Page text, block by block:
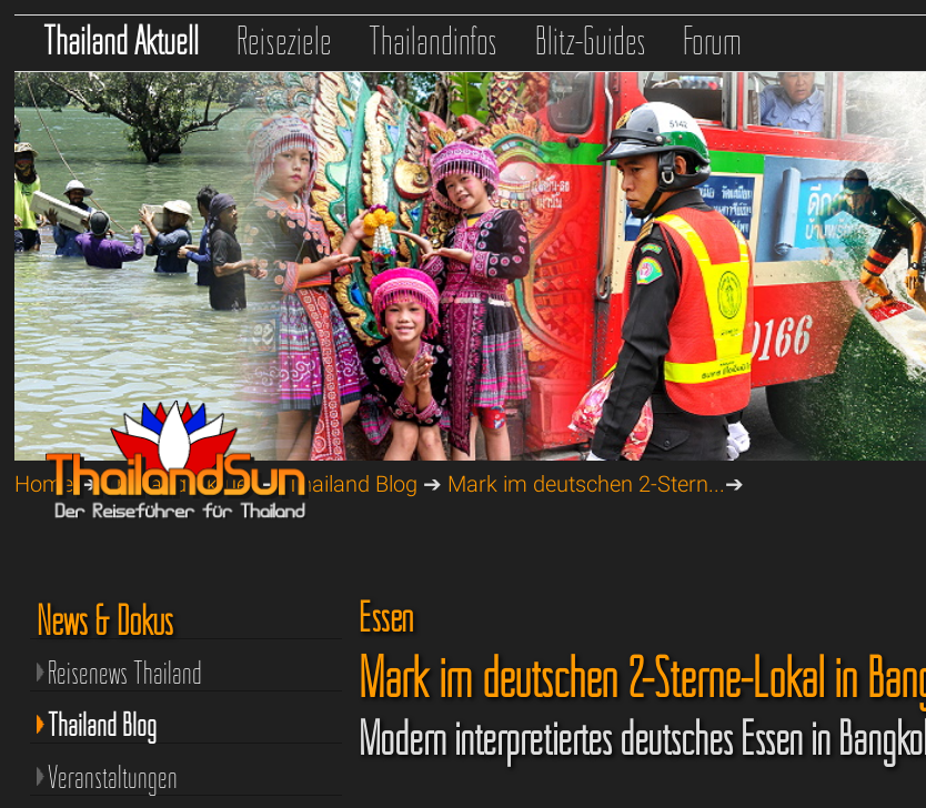
Thailand Aktuell Reiseziele Thailandinfos Blitz-Guides Forum
Home➔Thailand Aktuell➔Thailand Blog ➔ Mark im deutschen 2-Stern...➔
Essen
Mark im deutschen 2-Sterne-Lokal in
Modern interpretiertes deutsches Essen in
News & Dokus
Reisenews Thailand
Thailand Blog
Veranstaltungen